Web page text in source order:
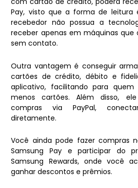
Pay, visto que a forma de leitura
recebedor não possua a
receber apenas em máquinas
sem contato.
Outra vantagem é conseguir
cartões de crédito, débito e
aplicativo, facilitando para
menos cartões. Além disso,
compras via PayPal,
diretamente.
Você ainda pode fazer compras
Samsung Pay e participar do
Samsung Rewards, onde você
ganhar descontos e prêmios.